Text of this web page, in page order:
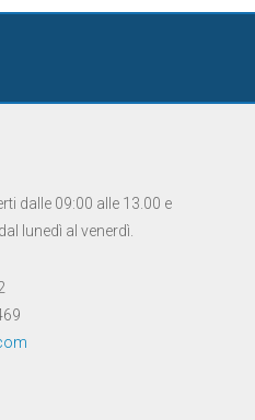
dalle 09:00 alle 13.00 e
lunedì al venerdì.